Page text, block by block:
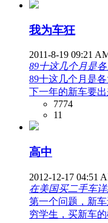
我为车狂
2011-8-19 09:21
89十这几个月是
89十这几个月是
下一年的新车要
7774
11
高中
2012-12-17 04:51
在美国买二手车
第一个问题，新
穷学生，买新车